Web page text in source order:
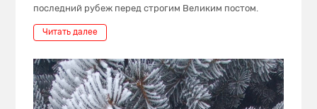
последний рубеж перед строгим Великим постом.
Читать далее